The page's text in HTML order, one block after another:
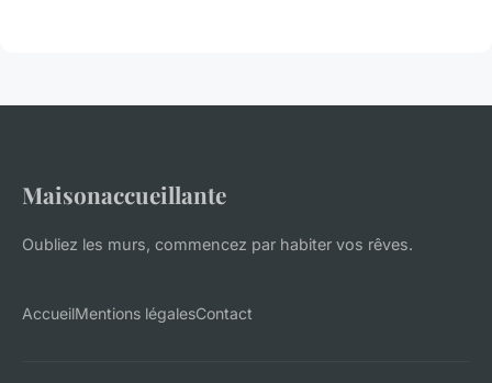
Maisonaccueillante
Oubliez les murs, commencez par habiter vos rêves.
AccueilMentions légalesContact